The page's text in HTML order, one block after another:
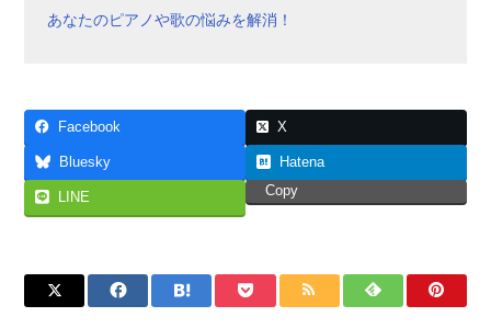
あなたのピアノや歌の悩みを解消！
Facebook X
Bluesky Hatena
LINE Copy